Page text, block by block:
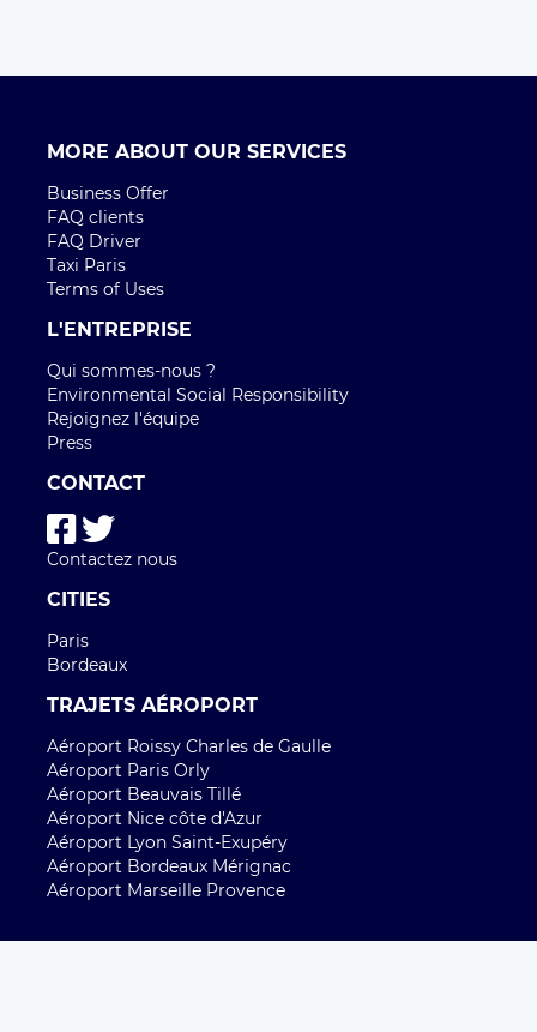
MORE ABOUT OUR SERVICES
Business Offer
FAQ clients
FAQ Driver
Taxi Paris
Terms of Uses
L'ENTREPRISE
Qui sommes-nous ?
Environmental Social Responsibility
Rejoignez l'équipe
Press
CONTACT
Contactez nous
CITIES
Paris
Bordeaux
TRAJETS AÉROPORT
Aéroport Roissy Charles de Gaulle
Aéroport Paris Orly
Aéroport Beauvais Tillé
Aéroport Nice côte d'Azur
Aéroport Lyon Saint-Exupéry
Aéroport Bordeaux Mérignac
Aéroport Marseille Provence